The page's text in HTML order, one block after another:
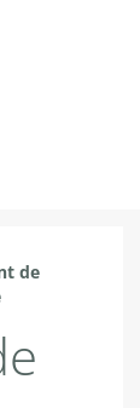
de